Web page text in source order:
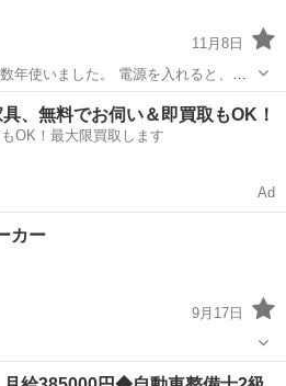
11月8日
が、高頻度で止まります。 また、ケ
少見られるため、危険ですので一般
も...
美容家電 ドライヤー
、無料でお伺い＆即買取もOK！
OK！最大限買取します
Ad
カー
9月17日
美容家電 iPod